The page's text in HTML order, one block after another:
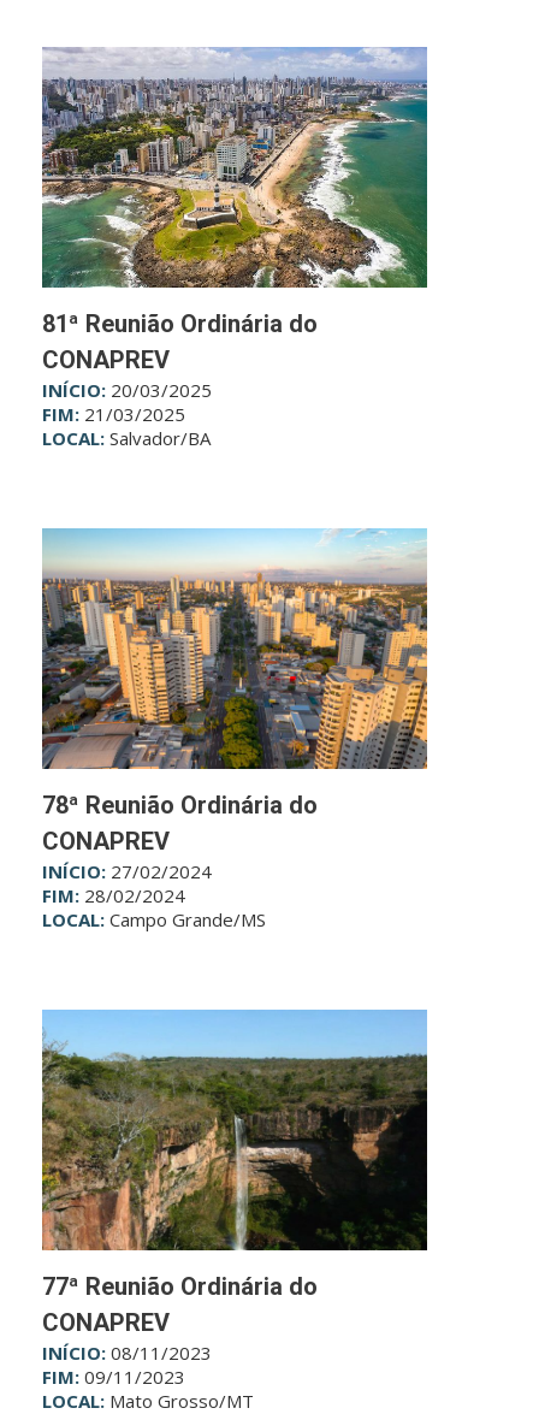
81ª Reunião Ordinária do
CONAPREV
INÍCIO: 20/03/2025
FIM: 21/03/2025
LOCAL: Salvador/BA
78ª Reunião Ordinária do
CONAPREV
INÍCIO: 27/02/2024
FIM: 28/02/2024
LOCAL: Campo Grande/MS
77ª Reunião Ordinária do
CONAPREV
INÍCIO: 08/11/2023
FIM: 09/11/2023
LOCAL: Mato Grosso/MT